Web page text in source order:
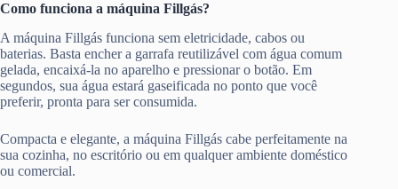
Como funciona a máquina Fillgás?
A máquina Fillgás funciona sem eletricidade, cabos ou
baterias. Basta encher a garrafa reutilizável com água comum
gelada, encaixá-la no aparelho e pressionar o botão. Em
segundos, sua água estará gaseificada no ponto que você
preferir, pronta para ser consumida.
Compacta e elegante, a máquina Fillgás cabe perfeitamente na
sua cozinha, no escritório ou em qualquer ambiente doméstico
ou comercial.